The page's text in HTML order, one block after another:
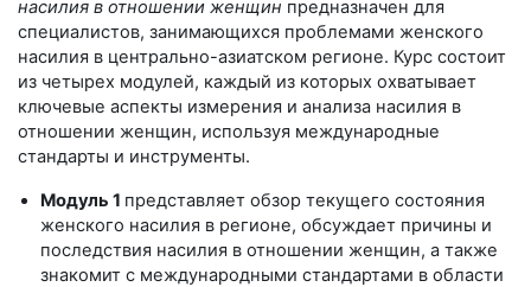
насилия в отношении женщин предназначен для
специалистов, занимающихся проблемами женского
насилия в центрально-азиатском регионе. Курс состоит
из четырех модулей, каждый из которых охватывает
ключевые аспекты измерения и анализа насилия в
отношении женщин, используя международные
стандарты и инструменты.
Модуль 1 представляет обзор текущего состояния
женского насилия в регионе, обсуждает причины и
последствия насилия в отношении женщин, а также
знакомит с международными стандартами в области